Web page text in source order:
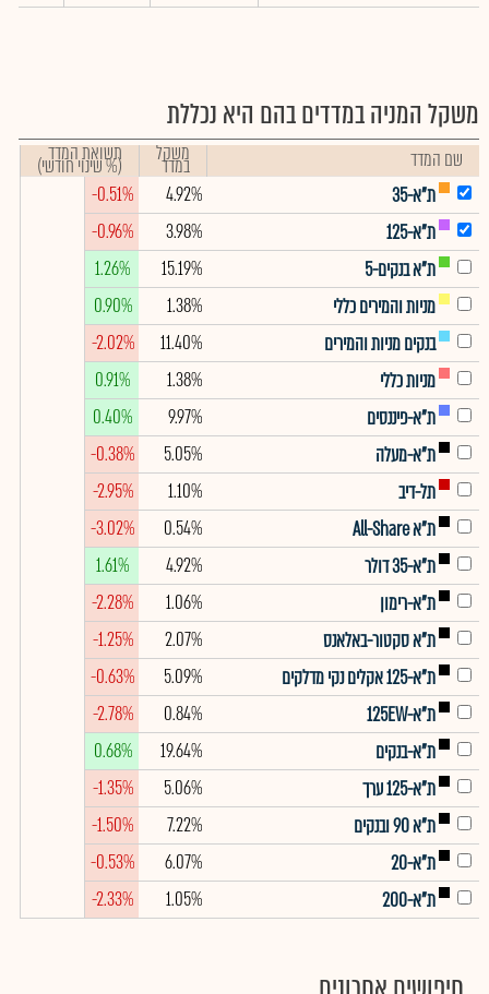
משקל המניה במדדים בהם היא נכללת
שם המדד משקל
במדד תשואת המדד
(% שינוי חודשי)
ת"א-35
4.92%
-0.51%
ת"א-125
3.98%
-0.96%
ת"א בנקים-5
15.19%
1.26%
מניות והמירים כללי
1.38%
0.90%
בנקים מניות והמירים
11.40%
-2.02%
מניות כללי
1.38%
0.91%
ת"א-פיננסים
9.97%
0.40%
ת"א-מעלה
5.05%
-0.38%
תל-דיב
1.10%
-2.95%
ת"א All-Share
0.54%
-3.02%
ת"א-35 דולר
4.92%
1.61%
ת"א-רימון
1.06%
-2.28%
ת"א סקטור-באלאנס
2.07%
-1.25%
ת"א-125 אקלים נקי מדלקים
5.09%
-0.63%
ת"א-125EW
0.84%
-2.78%
ת"א-בנקים
19.64%
0.68%
ת"א-125 ערך
5.06%
-1.35%
ת"א 90 ובנקים
7.22%
-1.50%
ת"א-20
6.07%
-0.53%
ת"א-200
1.05%
-2.33%